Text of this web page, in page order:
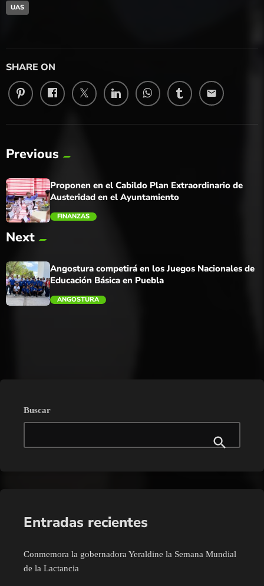
UAS
SHARE ON
email
Previous
Proponen en el Cabildo Plan Extraordinario de
Austeridad en el Ayuntamiento
FINANZAS
Next
Angostura competirá en los Juegos Nacionales de
Educación Básica en Puebla
ANGOSTURA
Buscar
Entradas recientes
Conmemora la gobernadora Yeraldine la Semana Mundial
de la Lactancia